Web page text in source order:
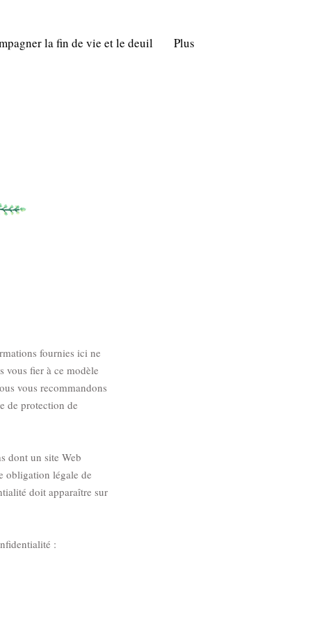
la fin de vie et le deuil Plus
fournies ici ne
vous fier à ce modèle
vous recommandons
de protection de
dont un site Web
obligation légale de
doit apparaître sur
: